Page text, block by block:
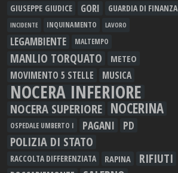
GIUSEPPE GIUDICE GORI GUARDIA DI FINANZA
INCIDENTE INQUINAMENTO LAVORO
LEGAMBIENTE MALTEMPO
MANLIO TORQUATO METEO
MOVIMENTO 5 STELLE MUSICA
NOCERA INFERIORE
NOCERA SUPERIORE NOCERINA
OSPEDALE UMBERTO I PAGANI PD
POLIZIA DI STATO
RACCOLTA DIFFERENZIATA RAPINA RIFIUTI